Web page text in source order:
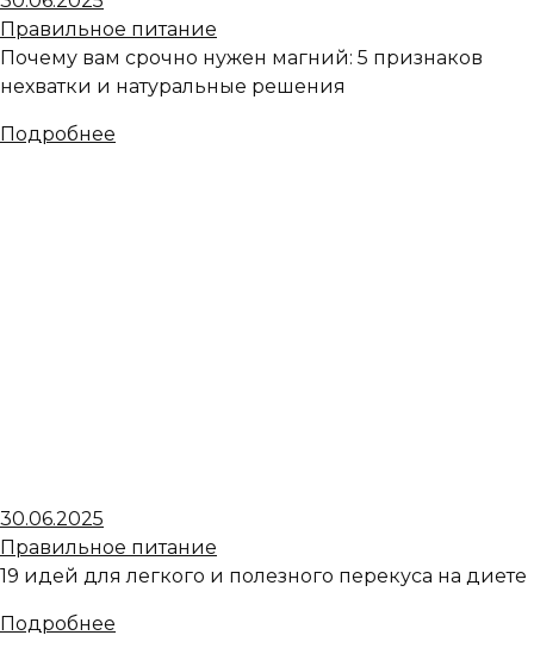
Правильное питание
Почему вам срочно нужен магний: 5 признаков
нехватки и натуральные решения
Подробнее
30.06.2025
Правильное питание
19 идей для легкого и полезного перекуса на диете
Подробнее